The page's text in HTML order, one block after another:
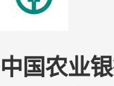
中国农业